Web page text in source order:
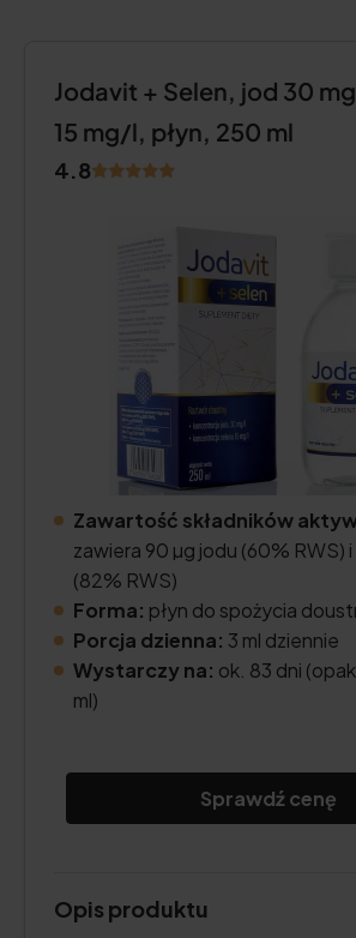
Jodavit + Selen, jod 30
15 mg/l, płyn, 250 ml
4.8
Zawartość składników
zawiera 90 µg jodu (60% RWS)
(82% RWS)
Forma: płyn do spożycia
Porcja dzienna: 3 ml dziennie
Wystarczy na: ok. 83 dni
ml)
Sprawdź cenę
Opis produktu